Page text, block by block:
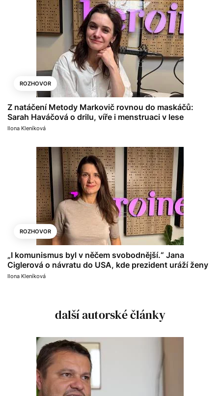
ROZHOVOR
Z natáčení Metody Markovič rovnou do maskáčů:
Sarah Haváčová o drilu, víře i menstruaci v lese
Ilona Kleníková
ROZHOVOR
„I komunismus byl v něčem svobodnější.“ Jana
Ciglerová o návratu do USA, kde prezident uráží ženy
Ilona Kleníková
další autorské články